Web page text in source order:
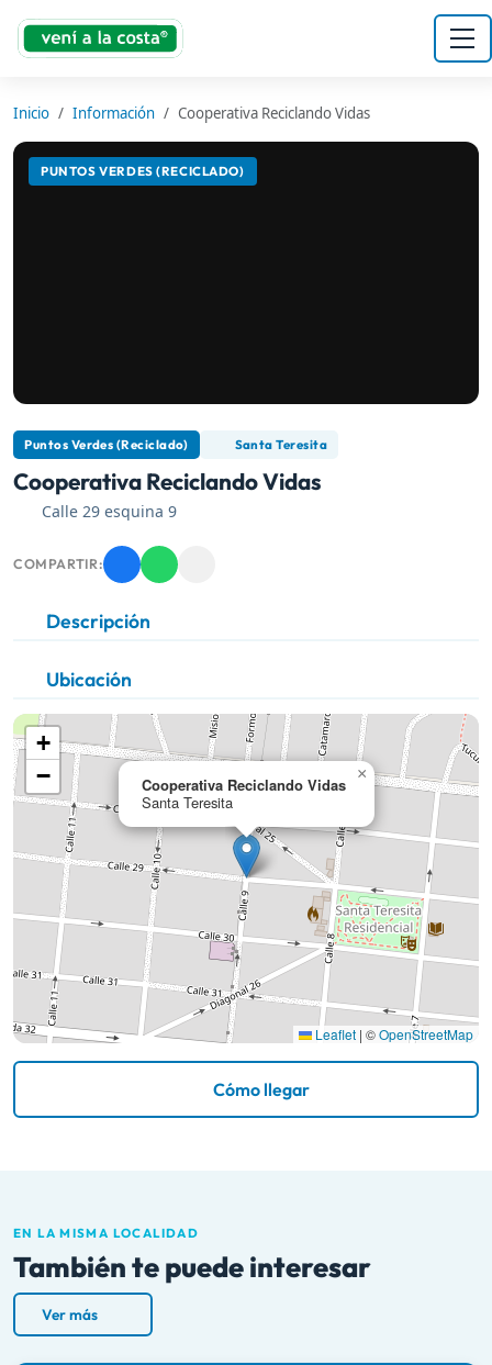
Inicio Información Cooperativa Reciclando Vidas
PUNTOS VERDES (RECICLADO)
Puntos Verdes (Reciclado) Santa Teresita
Cooperativa Reciclando Vidas
Calle 29 esquina 9
COMPARTIR:
Descripción
Ubicación
Cooperativa Reciclando Vidas
Santa Teresita
×
+
−
Leaflet | ©OpenStreetMap
Cómo llegar
EN LA MISMA LOCALIDAD
También te puede interesar
Ver más